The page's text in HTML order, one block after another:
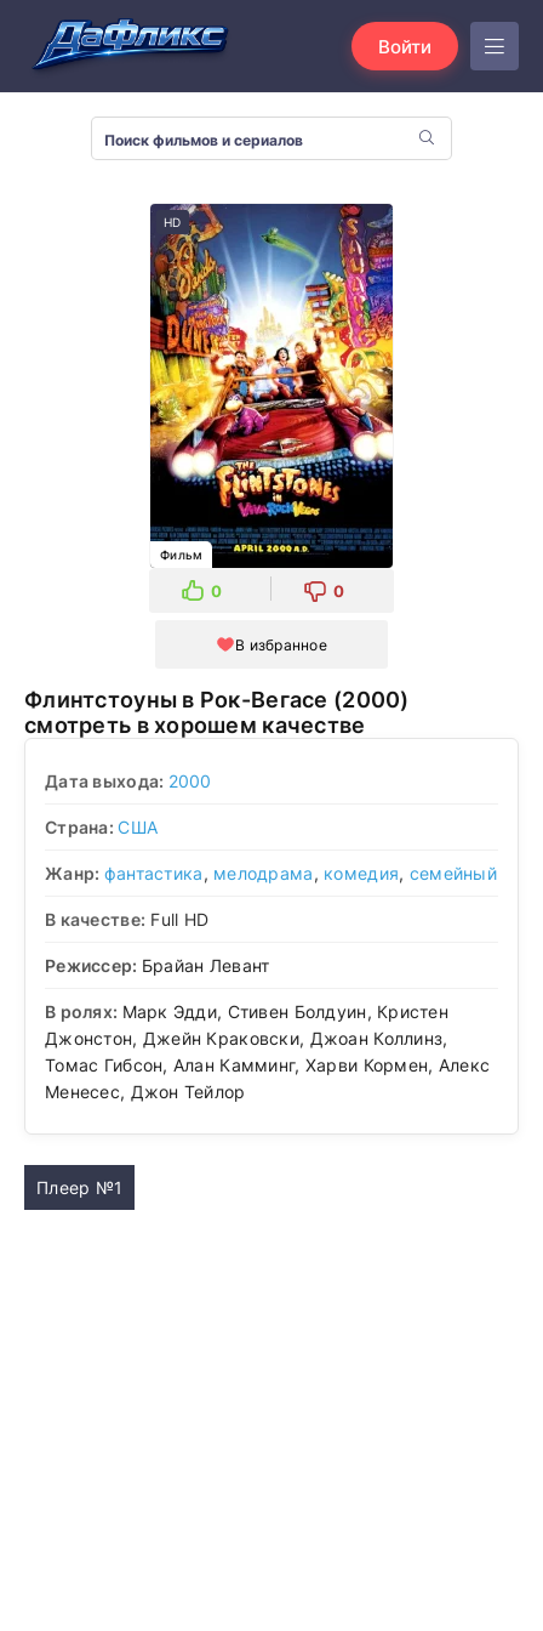
Войти
HD
Фильм
0 0
В избранное
Флинтстоуны в Рок-Вегасе (2000)
смотреть в хорошем качестве
Дата выхода: 2000
Страна:США
Жанр: фантастика, мелодрама, комедия, семейный
В качестве: Full HD
Режиссер: Брайан Левант
В ролях: Марк Эдди, Стивен Болдуин, Кристен
Джонстон, Джейн Краковски, Джоан Коллинз,
Томас Гибсон, Алан Камминг, Харви Кормен, Алекс
Менесес, Джон Тейлор
Плеер №1